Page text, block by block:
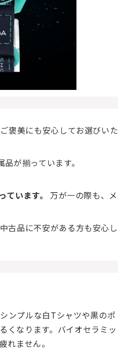
褒美にも安心してお選びいた
が揃っています。
ています。
万が一の際も、メ
古品に不安がある方も安心し
ンプルな白Tシャツや黒のポ
くなります。バイオセラミッ
れません。